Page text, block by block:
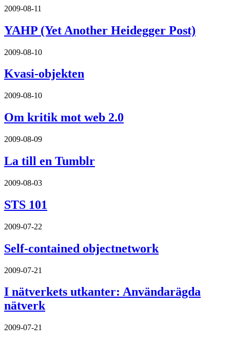
2009-08-11
YAHP (Yet Another Heidegger Post)
2009-08-10
Kvasi-objekten
2009-08-10
Om kritik mot web 2.0
2009-08-09
La till en Tumblr
2009-08-03
STS 101
2009-07-22
Self-contained objectnetwork
2009-07-21
I nätverkets utkanter: Användarägda
nätverk
2009-07-21